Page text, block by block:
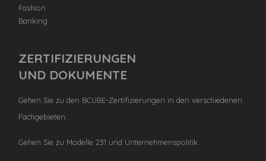
Fashion
Banking
ZERTIFIZIERUNGEN
UND DOKUMENTE
Gehen Sie zu den BCUBE-Zertifizierungen in den verschiedenen
Fachgebieten.
Gehen Sie zu Modelle 231 und Unternehmenspolitik.